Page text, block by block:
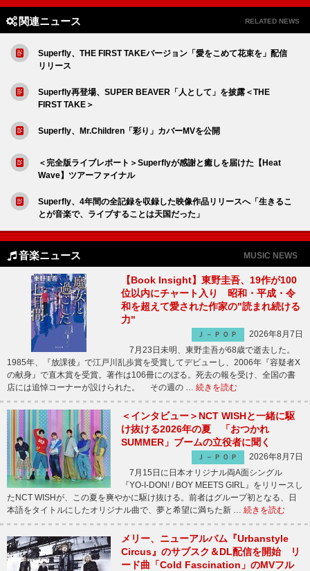
関連ニュース RELATED NEWS
Superfly、THE FIRST TAKEバージョン「愛をこめて花束を」配信
リリース
Superfly再登場、SUPER BEAVER「人として」を披露＜THE
FIRST TAKE＞
Superfly、Mr.Children「彩り」カバーMVを公開
＜完全版ライブレポート＞Superflyが感謝と癒しを届けた【Heat
Wave】ツアーファイナル
Superfly、4年間の全記録を収録した映像作品リリースへ「生きるこ
とが音楽で、ライブすることは天国だった」
音楽ニュース MUSIC NEWS
【Book Insight】東野圭吾、19作が100
位以内にチャート入り 昭和・平成・令
和を超えて愛された作家の"読まれ続ける
力"
Ｊ－ＰＯＰ
2026年8月7日
7月23日未明、東野圭吾が68歳で逝去した。
1985年、『放課後』で江戸川乱歩賞を受賞してデビューし、2006年『容疑者X
の献身』で直木賞を受賞。著作は106冊にのぼる。死去の報を受け、全国の書
店には追悼コーナーが設けられた。 その週の … 続きを読む
＜インタビュー＞NCT WISHと一緒に駆
け抜ける2026年の夏 「おつかれ
SUMMER」ブームの立役者に聞く
Ｊ－ＰＯＰ
2026年8月7日
7月15日に日本オリジナル両A面シングル
『YO-I-DON! / BOY MEETS GIRL』をリリースし
たNCT WISHが、この夏を爽やかに駆け抜ける。前者はグループ初となる、日
本語をタイトルにしたオリジナル曲で、夢と希望に満ちた新 … 続きを読む
メリー、ニューアルバム『Urbanstyle
Circus』のサブスク＆DL配信を開始 リ
ード曲「Cold Fascination」のMVフル